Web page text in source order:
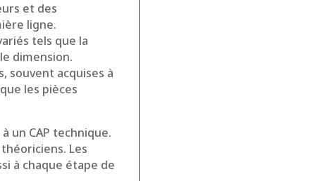
et des
ligne.
tels que la
dimension.
souvent acquises à
les pièces
un CAP technique.
Les
à chaque étape de